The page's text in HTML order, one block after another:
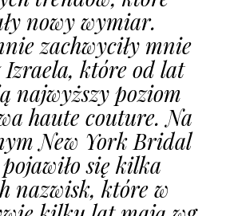
nowy wymiar.
zachwyciły mnie
Izraela, które od lat
najwyższy poziom
haute couture. Na
New York Bridal
pojawiło się kilka
nazwisk, które w